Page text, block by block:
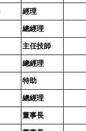
經理
總經理
主任技師
總經理
特助
總經理
董事長